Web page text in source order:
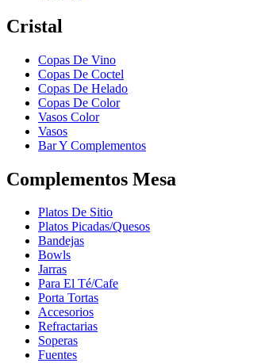
Cristal
Copas De Vino
Copas De Coctel
Copas De Helado
Copas De Color
Vasos Color
Vasos
Bar Y Complementos
Complementos Mesa
Platos De Sitio
Platos Picadas/Quesos
Bandejas
Bowls
Jarras
Para El Té/Cafe
Porta Tortas
Accesorios
Refractarias
Soperas
Fuentes